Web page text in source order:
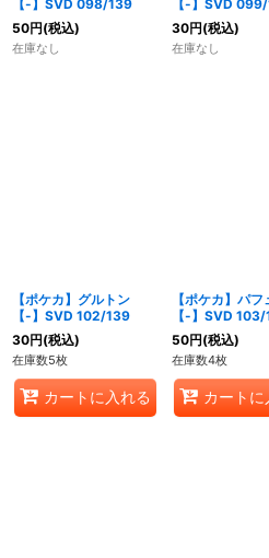
【-】SVD 098/139
50円(税込)
在庫なし
【-】SVD
30円(税込)
在庫なし
【ポケカ】グルトン
【-】SVD 102/139
30円(税込)
在庫数5枚
カートに入れる
【ポケカ】パ
【-】SVD
50円(税込)
在庫数4枚
カートに